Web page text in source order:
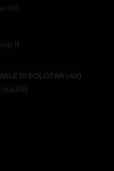
(PI)
DI SOLOFRA (AV)
ASI